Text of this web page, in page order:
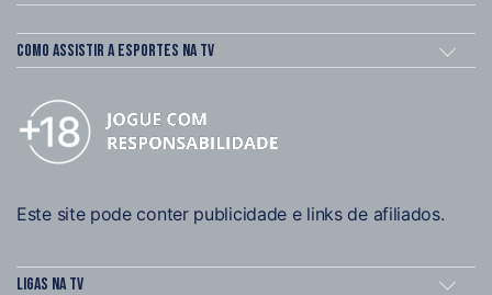
Como assistir a esportes na TV
Este site pode conter publicidade e links de afiliados.
Ligas na TV